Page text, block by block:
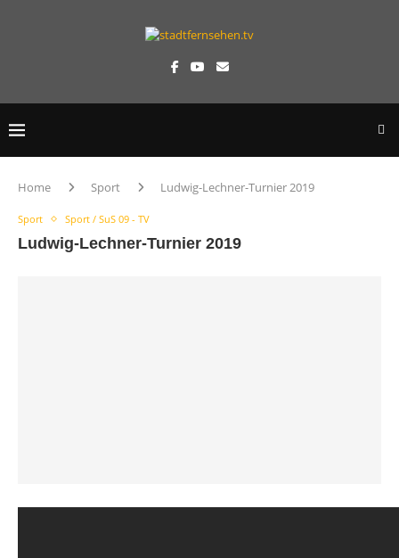
Home Sport Ludwig-Lechner-Turnier 2019
Sport Sport / SuS 09 - TV
Ludwig-Lechner-Turnier 2019